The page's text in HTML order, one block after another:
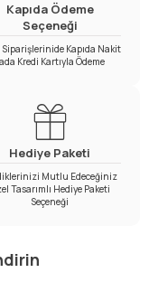
Kapıda Ödeme
Seçeneği
Kapıda Nakit
Kredi Kartıyla Ödeme
Hediye Paketi
Mutlu Edeceğiniz
Tasarımlı Hediye Paketi
Seçeneği